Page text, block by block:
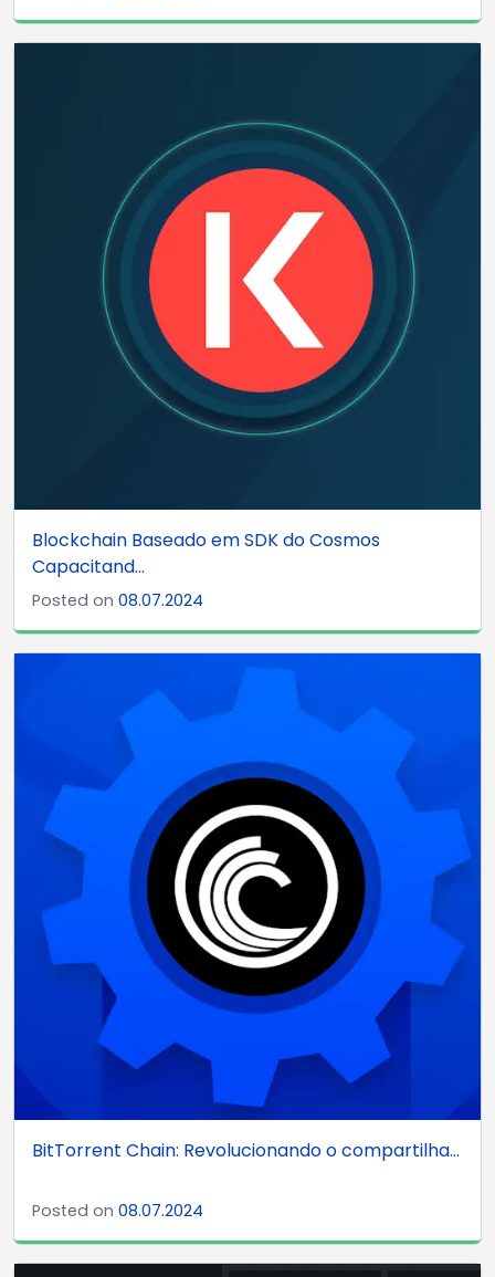
Blockchain Baseado em SDK do Cosmos
Capacitand...
Posted on 08.07.2024
BitTorrent Chain: Revolucionando o compartilha...
Posted on 08.07.2024